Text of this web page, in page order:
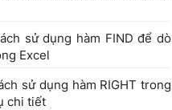
sử dụng hàm FIND để dò
Excel
sử dụng hàm RIGHT trong
chi tiết